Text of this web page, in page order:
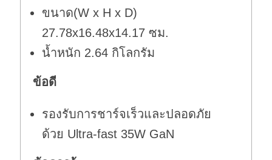
ขนาด(W x H x D)
27.78x16.48x14.17 ซม.
น้ำหนัก 2.64 กิโลกรัม
ข้อดี
รองรับการชาร์จเร็วและปลอดภัย
ด้วย Ultra-fast 35W GaN